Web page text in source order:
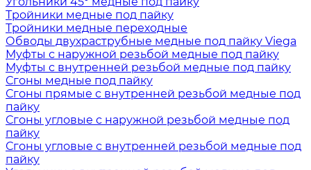
Тройники медные под пайку
Тройники медные переходные
Обводы двухраструбные медные под пайку Viega
Муфты с наружной резьбой медные под пайку
Муфты с внутренней резьбой медные под пайку
Сгоны медные под пайку
Сгоны прямые с внутренней резьбой медные под
пайку
Сгоны угловые с наружной резьбой медные под
пайку
Сгоны угловые с внутренней резьбой медные под
пайку